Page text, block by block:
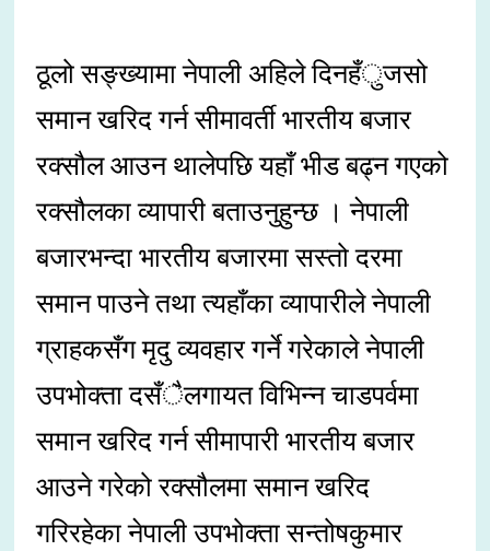
ठूलो सङ्ख्यामा नेपाली अहिले दिनहँुजसो
समान खरिद गर्न सीमावर्ती भारतीय बजार
रक्सौल आउन थालेपछि यहाँ भीड बढ्न गएको
रक्सौलका व्यापारी बताउनुहुन्छ । नेपाली
बजारभन्दा भारतीय बजारमा सस्तो दरमा
समान पाउने तथा त्यहाँका व्यापारीले नेपाली
ग्राहकसँग मृदु व्यवहार गर्ने गरेकाले नेपाली
उपभोक्ता दसँैलगायत विभिन्न चाडपर्वमा
समान खरिद गर्न सीमापारी भारतीय बजार
आउने गरेको रक्सौलमा समान खरिद
गरिरहेका नेपाली उपभोक्ता सन्तोषकुमार